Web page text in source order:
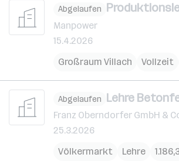
Abgelaufen
Manpower
15.4.2026
Großraum Villach
Vollzeit
Abgelaufen Lehre
Franz Oberndorfer GmbH &
25.3.2026
Völkermarkt
Lehre